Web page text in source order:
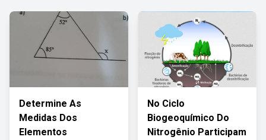
Determine As
Medidas Dos
Elementos
No Ciclo
Biogeoquímico Do
Nitrogênio Participam